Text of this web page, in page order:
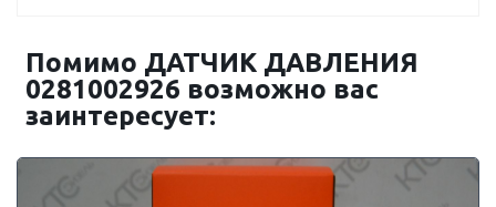
Помимо ДАТЧИК ДАВЛЕНИЯ
0281002926 возможно вас
заинтересует: